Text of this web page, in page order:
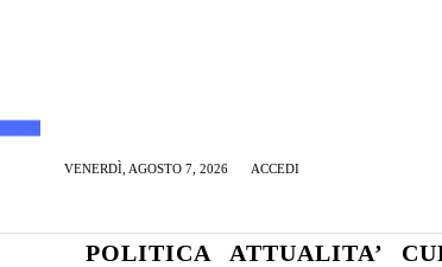
VENERDÌ, AGOSTO 7, 2026 ACCEDI
POLITICA ATTUALITA’